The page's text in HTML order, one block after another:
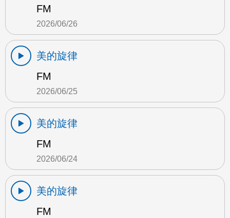
FM
2026/06/26
美的旋律
FM
2026/06/25
美的旋律
FM
2026/06/24
美的旋律
FM